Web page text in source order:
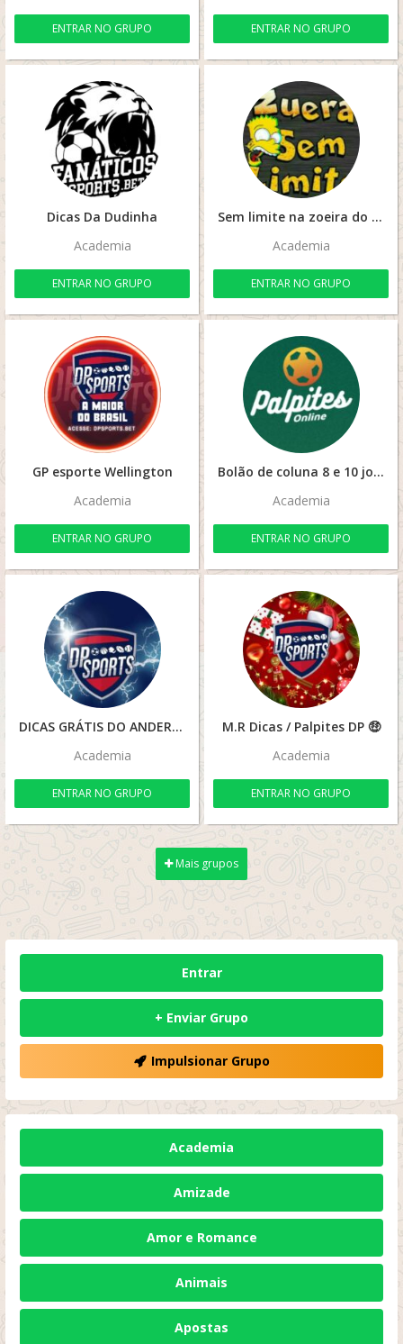
ENTRAR NO GRUPO ENTRAR NO GRUPO
Dicas Da Dudinha
Academia
ENTRAR NO GRUPO
Sem limite na zoeira do WhatsApp
Academia
ENTRAR NO GRUPO
GP esporte Wellington
Academia
ENTRAR NO GRUPO
Bolão de coluna 8 e 10 jogos ⚽⚽
Academia
ENTRAR NO GRUPO
DICAS GRÁTIS DO ANDERSON 🍀🔥💰🚀
Academia
ENTRAR NO GRUPO
M.R Dicas / Palpites DP 🤑
Academia
ENTRAR NO GRUPO
Mais grupos
Entrar
+ Enviar Grupo
Impulsionar Grupo
Academia
Amizade
Amor e Romance
Animais
Apostas